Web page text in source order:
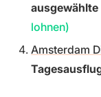
lohnen)
Amsterdam